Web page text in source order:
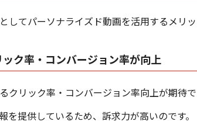
してパーソナライズド動画を活用するメリッ
ク率・コンバージョン率が向上
クリック率・コンバージョン率向上が期待で
を提供しているため、訴求力が高いのです。